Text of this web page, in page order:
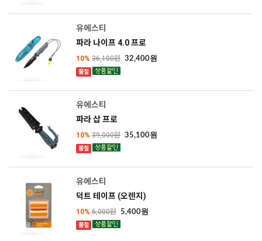
SOLD OUT
유에스티
파라 나이프 4.0 프로
10% 36,100원 32,400원
품절
SOLD OUT
유에스티
파라 삽 프로
10% 39,000원 35,100원
품절
유에스티
덕트 테이프 (오렌지)
10% 6,000원 5,400원
품절